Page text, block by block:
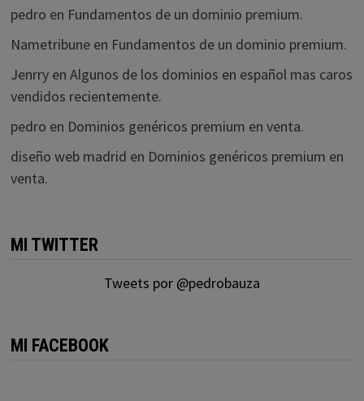
pedro en Fundamentos de un dominio premium.
Nametribuneen Fundamentos de un dominio premium.
Jenrryen Algunos de los dominios en español mas caros
vendidos recientemente.
pedro en Dominios genéricos premium en venta.
diseño web madrid en Dominios genéricos premium en
venta.
MI TWITTER
Tweets por @pedrobauza
MI FACEBOOK